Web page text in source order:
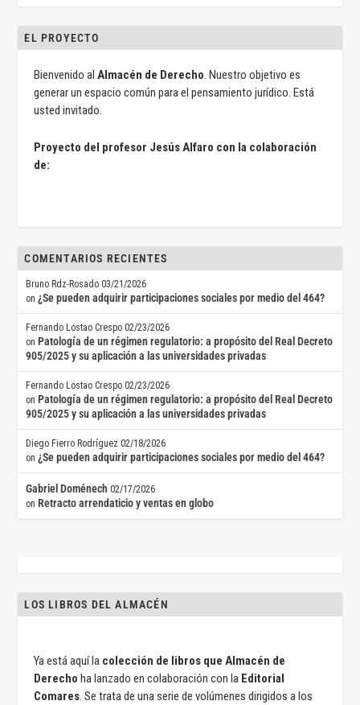
EL PROYECTO
Bienvenido alAlmacén de Derecho. Nuestro objetivo es
generar un espacio común para el pensamiento jurídico. Está
usted invitado.
Proyecto del profesor Jesús Alfaro con la colaboración
de:
COMENTARIOS RECIENTES
Bruno Rdz-Rosado 03/21/2026
on¿Se pueden adquirir participaciones sociales por medio del 464?
Fernando Lostao Crespo 02/23/2026
on Patología de un régimen regulatorio: a propósito del Real Decreto
905/2025 y su aplicación a las universidades privadas
Fernando Lostao Crespo 02/23/2026
on Patología de un régimen regulatorio: a propósito del Real Decreto
905/2025 y su aplicación a las universidades privadas
Diego Fierro Rodríguez 02/18/2026
on¿Se pueden adquirir participaciones sociales por medio del 464?
Gabriel Doménech 02/17/2026
on Retracto arrendaticio y ventas en globo
LOS LIBROS DEL ALMACÉN
Ya está aquí la colección de libros que Almacén de
Derecho ha lanzado en colaboración con la Editorial
Comares. Se trata de una serie de volúmenes dirigidos a los